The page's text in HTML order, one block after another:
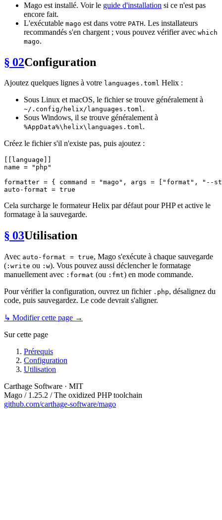
Mago est installé. Voir le guide d'installation si ce n'est pas
encore fait.
L'exécutable mago est dans votre PATH. Les installateurs
recommandés s'en chargent ; vous pouvez vérifier avec which
mago.
§ 02Configuration
Ajoutez quelques lignes à votre languages.toml Helix :
Sous Linux et macOS, le fichier se trouve généralement à
~/.config/helix/languages.toml.
Sous Windows, il se trouve généralement à
%AppData%\helix\languages.toml.
Créez le fichier s'il n'existe pas, puis ajoutez :
[[language]]
name =
"php"
formatter = { command = "mago" , args = [ "format" ,
"--
auto-format = true
Cela surcharge le formateur Helix par défaut pour PHP et active le
formatage à la sauvegarde.
§ 03Utilisation
Avec auto-format = true, Mago s'exécute à chaque sauvegarde
( :write ou :w). Vous pouvez aussi déclencher le formatage
manuellement avec :format (ou :fmt) en mode commande.
Pour vérifier la configuration, ouvrez un fichier .php, désalignez du
code, puis sauvegardez. Le code devrait s'aligner.
↳ Modifier cette page →
Sur cette page
Prérequis
Configuration
Utilisation
Carthage Software · MIT
Mago / 1.25.2 / The oxidized PHP toolchain
github.com/carthage-software/mago